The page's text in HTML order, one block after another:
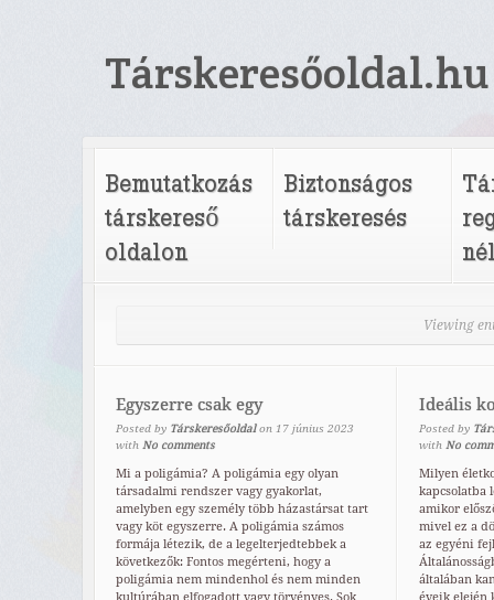
Társkeresőoldal.hu
Bemutatkozás
társkereső
oldalon
Biztonságos
társkeresés
Viewing
Egyszerre csak egy
Posted by Társkeresőoldal on 17 június 2023
with No comments
Mi a poligámia? A poligámia egy olyan
társadalmi rendszer vagy gyakorlat,
amelyben egy személy több házastársat tart
vagy köt egyszerre. A poligámia számos
formája létezik, de a legelterjedtebbek a
következők: Fontos megérteni, hogy a
poligámia nem mindenhol és nem minden
Ideális
Posted by
with No
Milyen
kapcsolatba
amikor
mivel ez a
az egyéni
általában